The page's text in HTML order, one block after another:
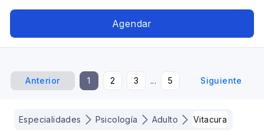
Agendar
Anterior 1 2 3 ... 5 Siguiente
Especialidades Psicología Adulto Vitacura